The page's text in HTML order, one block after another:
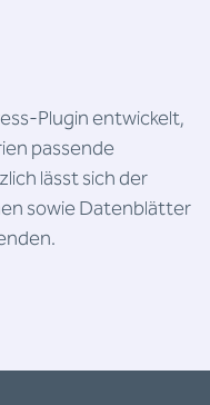
Plugin entwickelt,
passende
lässt sich der
sowie Datenblätter